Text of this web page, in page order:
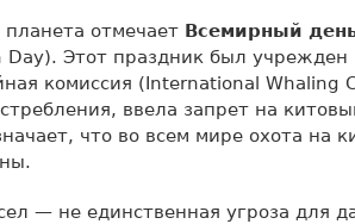
отмечает Всемирный
Day). Этот праздник был учрежден
комиссия (International Whaling
ввела запрет на
что во всем мире охота на
— не единственная угроза для